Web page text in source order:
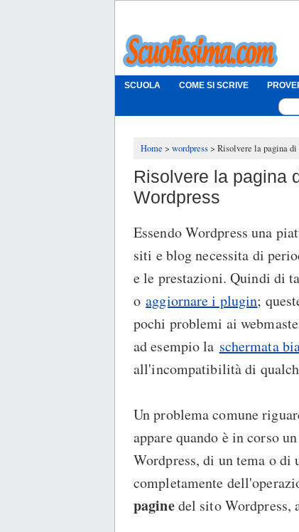
SCUOLA COME SI SCRIVE
Home wordpress Risolvere la pagina di
Risolvere la pagina
Wordpress
Essendo Wordpress una
siti e blog necessita di
e le prestazioni. Quindi di
oaggiornare i plugin;
pochi problemi ai
ad esempio la schermata
all'incompatibilità di
Un problema comune
appare quando è in corso
Wordpress, di un tema o di
completamente
paginedel sito Wordpress,